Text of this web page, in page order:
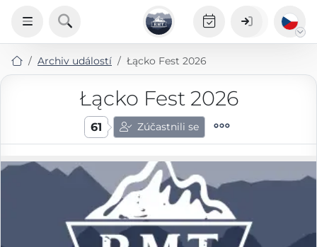
Archiv událostí Łącko Fest 2026
Łącko Fest 2026
61 Zúčastnili se